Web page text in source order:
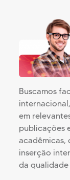
Buscamos
em
publicações
acadêmicas,
inserção
da